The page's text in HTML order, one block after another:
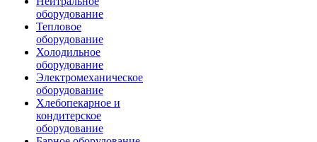
оборудование
Тепловое
оборудование
Холодильное
оборудование
Электромеханическое
оборудование
Хлебопекарное и
кондитерское
оборудование